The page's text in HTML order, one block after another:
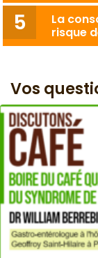
La
risque
Vos